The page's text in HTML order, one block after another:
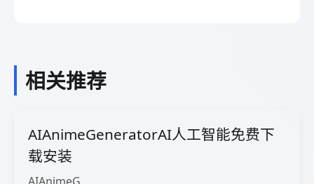
相关推荐
AIAnimeGeneratorAI人工智能免费下
载安装